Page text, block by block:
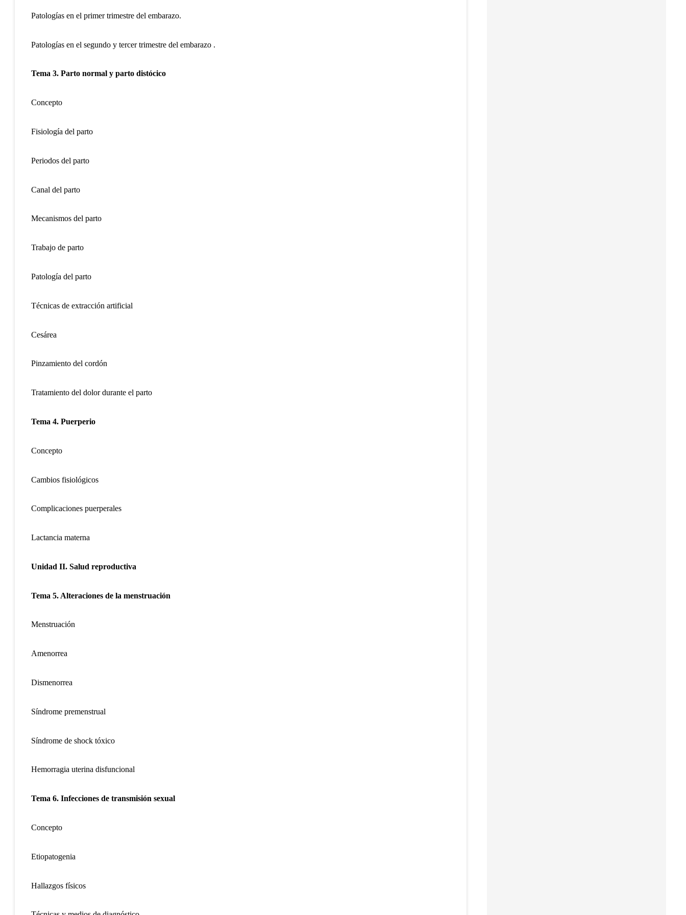
Patologías en el primer trimestre del embarazo.
Patologías en el segundo y tercer trimestre del embarazo .
Tema 3. Parto normal y parto distócico
Concepto
Fisiología del parto
Periodos del parto
Canal del parto
Mecanismos del parto
Trabajo de parto
Patología del parto
Técnicas de extracción artificial
Cesárea
Pinzamiento del cordón
Tratamiento del dolor durante el parto
Tema 4. Puerperio
Concepto
Cambios fisiológicos
Complicaciones puerperales
Lactancia materna
Unidad II. Salud reproductiva
Tema 5. Alteraciones de la menstruación
Menstruación
Amenorrea
Dismenorrea
Síndrome premenstrual
Síndrome de shock tóxico
Hemorragia uterina disfuncional
Tema 6. Infecciones de transmisión sexual
Concepto
Etiopatogenia
Hallazgos físicos